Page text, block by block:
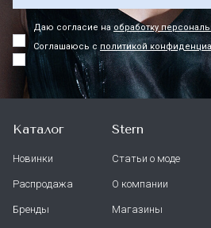
Даю согласие наобработку
Соглашаюсь с политикой
Каталог
Новинки
Распродажа
Бренды
Stern
Статьи о моде
О компании
Магазины